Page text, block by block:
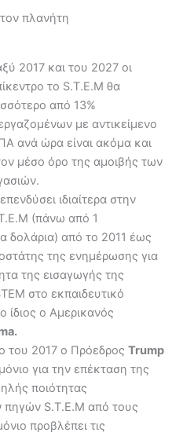
πλανήτη
2017 και του 2027 οι
το S.T.E.M θα
από 13%
με αντικείμενο
ανά ώρα είναι ακόμα και
μέσο όρο της αμοιβής των
ιδιαίτερα στην
(πάνω από 1
δολάρια) από το 2011 έως
της ενημέρωσης για
της εισαγωγής της
στο εκπαιδευτικό
ίδιος ο Αμερικανός
του 2017 ο Πρόεδρος Trump
για την επέκταση της
ποιότητας
πηγών S.T.E.M από τους
προβλέπει τις